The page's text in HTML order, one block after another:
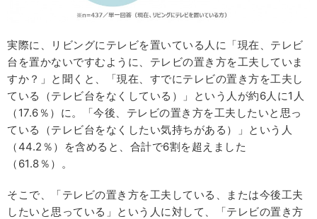
実際に、リビングにテレビを置いている人に「現在、テレビ
台を置かないですむように、テレビの置き方を工夫していま
すか？」と聞くと、「現在、すでにテレビの置き方を工夫し
ている（テレビ台をなくしている）」という人が約6人に1人
（17.6％）に。「今後、テレビの置き方を工夫したいと思っ
ている（テレビ台をなくしたい気持ちがある）」という人
（44.2％）を含めると、合計で6割を超えました
（61.8％）。
そこで、「テレビの置き方を工夫している、または今後工夫
したいと思っている」という人に対して、「テレビの置き方